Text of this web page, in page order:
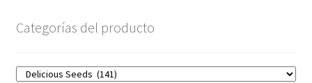
Categorías del producto